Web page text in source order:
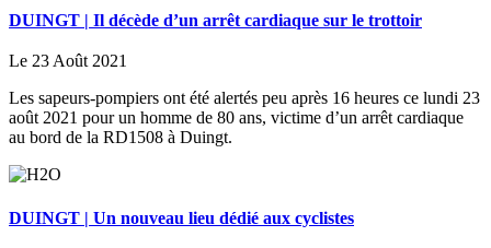
DUINGT | Il décède d’un arrêt cardiaque sur le trottoir
Le 23 Août 2021
Les sapeurs-pompiers ont été alertés peu après 16 heures ce lundi 23
août 2021 pour un homme de 80 ans, victime d’un arrêt cardiaque
au bord de la RD1508 à Duingt.
DUINGT | Un nouveau lieu dédié aux cyclistes